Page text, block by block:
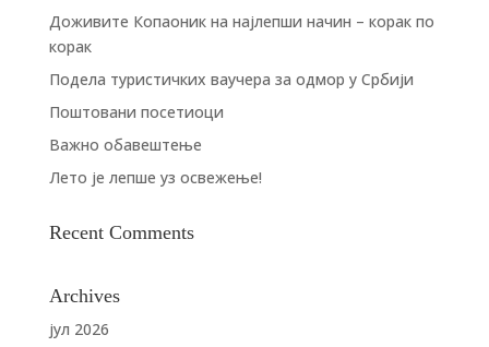
Доживите Копаоник на најлепши начин – корак по
корак
Подела туристичких ваучера за одмор у Србији
Поштовани посетиоци
Важно обавештење
Лето је лепше уз освежење!
Recent Comments
Archives
јул 2026